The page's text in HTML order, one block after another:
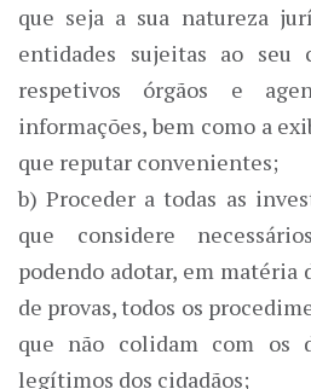
que seja a sua natureza
entidades sujeitas ao seu
respetivos órgãos e
informações, bem como a
que reputar convenientes;
b) Proceder a todas as
que considere
podendo adotar, em matéria
de provas, todos os
que não colidam com os
legítimos dos cidadãos;